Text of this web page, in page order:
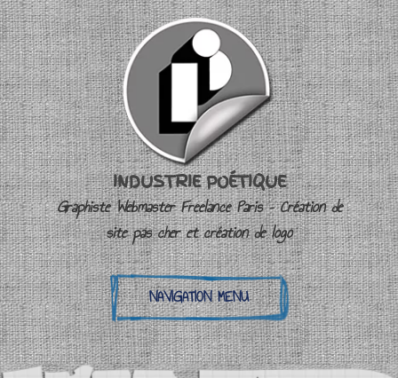
INDUSTRIE POÉTIQUE
Graphiste Webmaster Freelance Paris – Création de
site pas cher et création de logo
NAVIGATION MENU